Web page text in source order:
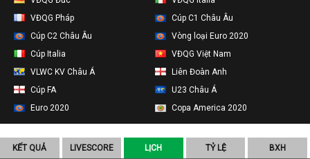
VĐQG Pháp
Cúp C1 Châu Âu
Cúp C2 Châu Âu
Vòng loại Euro 2020
Cúp Italia
VĐQG Việt Nam
VLWC KV Châu Á
Liên Đoàn Anh
Cúp FA
U23 Châu Á
Euro 2020
Copa America 2020
KẾT QUẢ LIVESCORE LỊCH TỶ LỆ BXH